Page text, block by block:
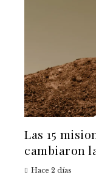
Las 15
cambiaron
Hace 2 días